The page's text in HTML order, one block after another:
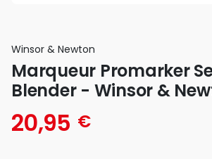
Winsor & Newton
Marqueur Promarker
Blender - Winsor &
20,95 €